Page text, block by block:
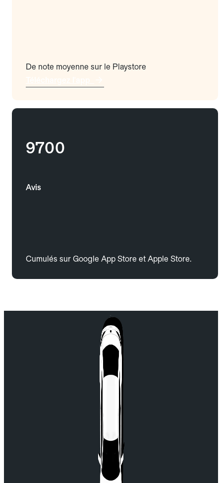
De note moyenne sur le Playstore
9700
Avis
Cumulés sur Google App Store et Apple Store.